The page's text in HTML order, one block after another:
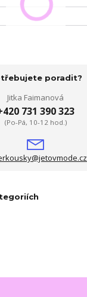
poradit?
Jitka Faimanová
731 390 323
(Po-Pá, 10-12 hod.)